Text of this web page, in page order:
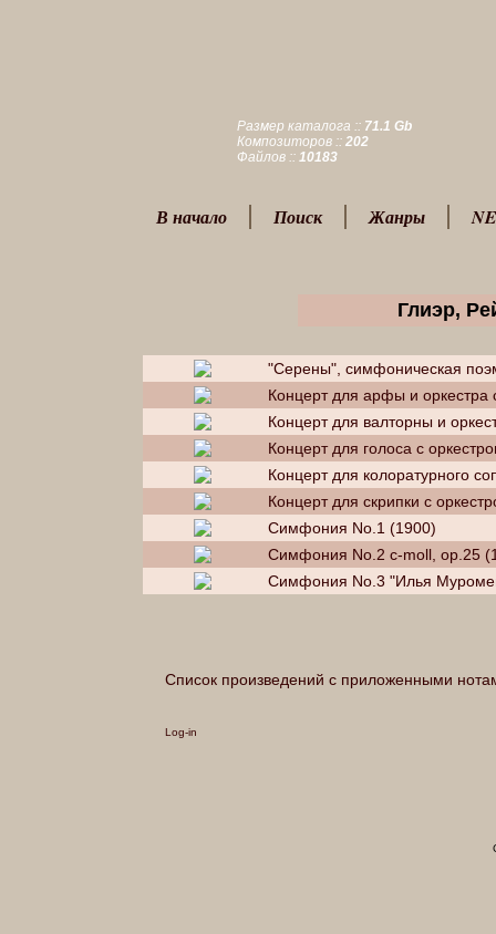
Размер каталога :: 71.1 Gb
Композиторов :: 202
Файлов :: 10183
В начало Поиск Жанры
Глиэр,
"Серены", симфоническая
Концерт для арфы и оркестра
Концерт для валторны и
Концерт для голоса с
Концерт для колоратурного
Концерт для скрипки с
Симфония No.1 (1900)
Симфония No.2 c-moll, op.25
Симфония No.3 "Илья
Список произведений с приложенными
Log-in